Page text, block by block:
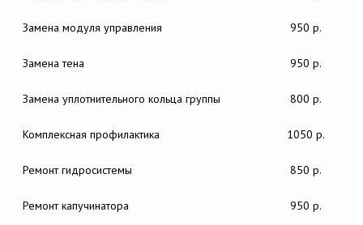
Замена модуля управления 950 р.
Замена тена 950 р.
Замена уплотнительного кольца группы 800 р.
Комплексная профилактика 1050 р.
Ремонт гидросистемы 850 р.
Ремонт капучинатора 950 р.